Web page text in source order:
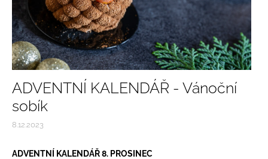
ADVENTNÍ KALENDÁŘ - Vánoční
sobík
8.12.2023
ADVENTNÍ KALENDÁŘ 8. PROSINEC